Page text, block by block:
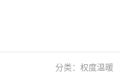
分类：权度温暖